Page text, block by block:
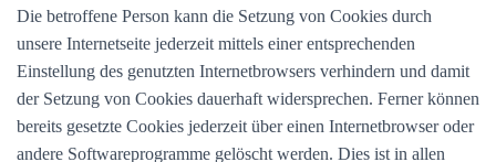
Die betroffene Person kann die Setzung von Cookies durch
unsere Internetseite jederzeit mittels einer entsprechenden
Einstellung des genutzten Internetbrowsers verhindern und damit
der Setzung von Cookies dauerhaft widersprechen. Ferner können
bereits gesetzte Cookies jederzeit über einen Internetbrowser oder
andere Softwareprogramme gelöscht werden. Dies ist in allen